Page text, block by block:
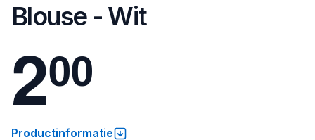
Blouse - Wit
200
Productinformatie